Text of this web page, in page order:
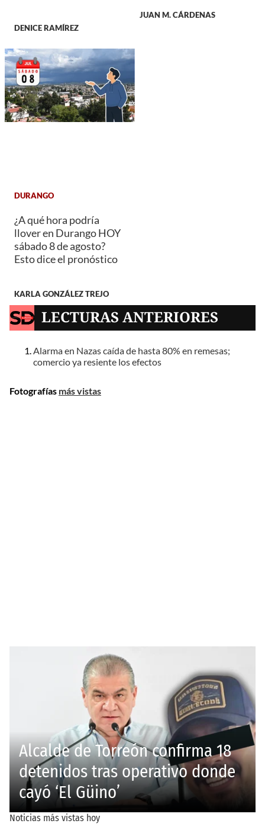
DENICE RAMÍREZ
JUAN M. CÁRDENAS
DURANGO
¿A qué hora podría
llover en Durango HOY
sábado 8 de agosto?
Esto dice el pronóstico
KARLA GONZÁLEZ TREJO
LECTURAS ANTERIORES
Alarma en Nazas caída de hasta 80% en remesas;
comercio ya resiente los efectos
Fotografías más vistas